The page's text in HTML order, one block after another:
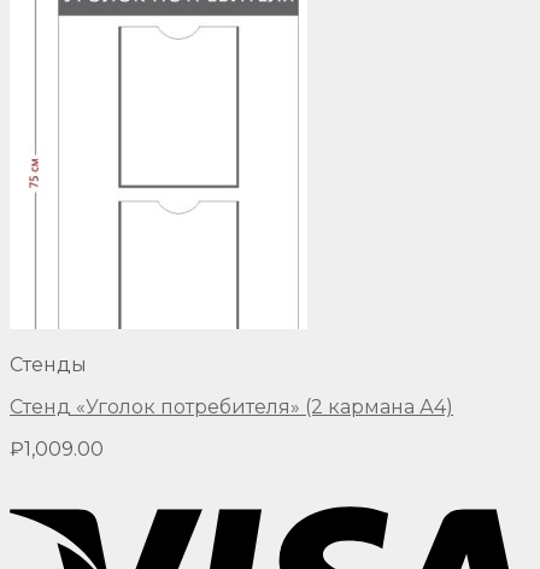
Стенды
Стенд «Уголок потребителя» (2 кармана А4)
₽1,009.00